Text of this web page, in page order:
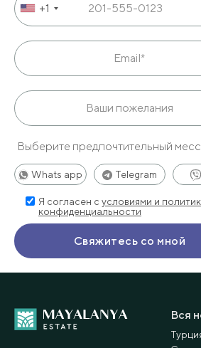
+1
Выберите предпочтительный
Whats app Telegram
Я согласен с условиями и
конфиденциальности
Вся